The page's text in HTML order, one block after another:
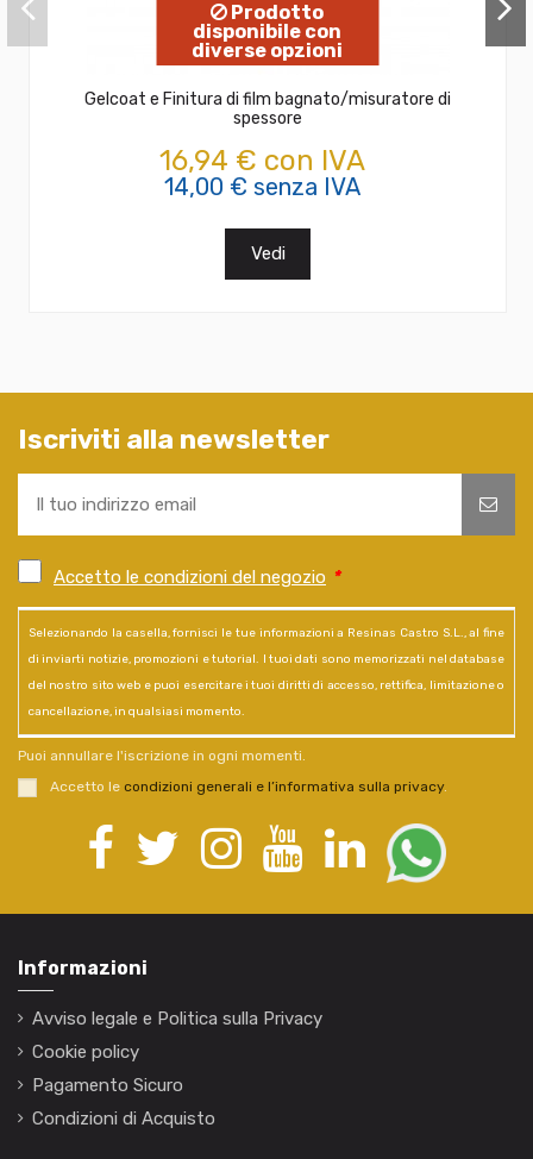
Prodotto
disponibile con
diverse opzioni
Gelcoat e Finitura di film bagnato/misuratore di
spessore
16,94 € con IVA
14,00 € senza IVA
Vedi
Iscriviti alla newsletter
Accetto le condizioni del negozio *
Selezionando la casella, fornisci le tue informazioni a Resinas Castro S.L., al fine
di inviarti notizie, promozioni e tutorial. I tuoi dati sono memorizzati nel database
del nostro sito web e puoi esercitare i tuoi diritti di accesso, rettifica, limitazione o
cancellazione, in qualsiasi momento.
Puoi annullare l'iscrizione in ogni momenti.
Accetto le condizioni generali e l’informativa sulla privacy.
Informazioni
Avviso legale e Politica sulla Privacy
Cookie policy
Pagamento Sicuro
Condizioni di Acquisto